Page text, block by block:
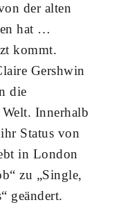
der alten
hat …
kommt.
Gershwin
die
Innerhalb
Status von
in London
zu „Single,
geändert.